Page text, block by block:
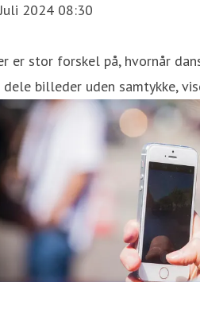
2024 08:30
er stor forskel på, hvornår
billeder uden samtykke,